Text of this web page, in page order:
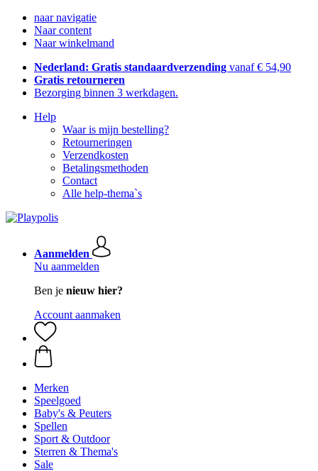
naar navigatie
Naar content
Naar winkelmand
Nederland: Gratis standaardverzending vanaf € 54,90
Gratis retourneren
Bezorging binnen 3 werkdagen.
Help
Waar is mijn bestelling?
Retourneringen
Verzendkosten
Betalingsmethoden
Contact
Alle help-thema`s
Aanmelden
Nu aanmelden
Ben je nieuw hier?
Account aanmaken
Merken
Speelgoed
Baby's & Peuters
Spellen
Sport & Outdoor
Sterren & Thema's
Sale